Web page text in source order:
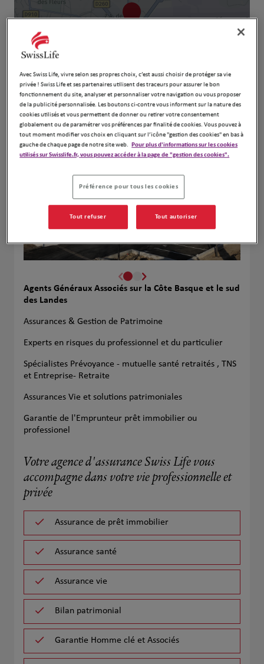
Leaflet| Map ©2026HERE
Naviguer Itinéraire
Agents Généraux Associés sur la Côte Basque et le sud
des Landes
Assurances & Gestion de Patrimoine
Experts en risques du professionnel et du particulier
Spécialistes Prévoyance - mutuelle santé retraités , TNS
et Entreprise- Retraite
Assurances Vie et solutions patrimoniales
Garantie de l'Emprunteur prêt immobilier ou
professionel
Votre agence d'assurance Swiss Life vous
accompagne dans votre vie professionnelle et
privée
Assurance de prêt immobilier
Assurance santé
Assurance vie
Bilan patrimonial
Garantie Homme clé et Associés
Avec Swiss Life, vivre selon ses propres choix, c’est aussi choisir de protéger sa vie
privée ! Swiss Life et ses partenaires utilisent des traceurs pour assurer le bon
fonctionnement du site, analyser et personnaliser votre navigation ou vous proposer
de la publicité personnalisée. Les boutons ci-contre vous informent sur la nature des
cookies utilisés et vous permettent de donner ou retirer votre consentement
globalement ou de paramétrer vos préférences par finalité de cookies. Vous pouvez à
tout moment modifier vos choix en cliquant sur l’icône "gestion des cookies" en bas à
gauche de chaque page de notre site web. Pour plus d'informations sur les cookies
utilisés sur Swisslife.fr, vous pouvez accéder à la page de "gestion des cookies".
Préférence pour tous les cookies
Tout refuser Tout autoriser